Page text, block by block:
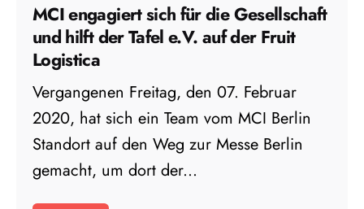
MCI engagiert sich für die Gesellschaft
und hilft der Tafel e.V. auf der Fruit
Logistica
Vergangenen Freitag, den 07. Februar
2020, hat sich ein Team vom MCI Berlin
Standort auf den Weg zur Messe Berlin
gemacht, um dort der...